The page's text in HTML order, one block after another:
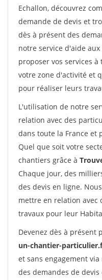
Echallon, découvrez
demande de devis et
dès à présent des
notre service d'aide
proposer vos services
votre zone d'activité et
pour réaliser leurs
L'utilisation de notre
relation avec des
dans toute la France et
Quel que soit votre
chantiers grâce à
Chaque jour, des
des devis en ligne.
mettre en relation avec
travaux pour leur
Devenez dès à présent
un-chantier-
et sans engagement
des demandes de